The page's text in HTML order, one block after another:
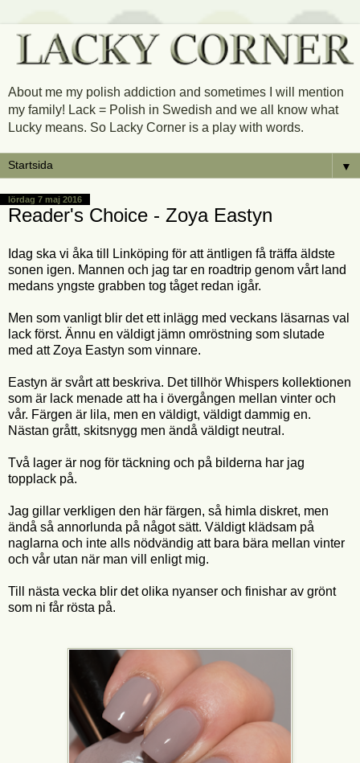
About me my polish addiction and sometimes I will mention
my family! Lack = Polish in Swedish and we all know what
Lucky means. So Lacky Corner is a play with words.
▼
lördag 7 maj 2016
Reader's Choice - Zoya Eastyn
Idag ska vi åka till Linköping för att äntligen få träffa äldste
sonen igen. Mannen och jag tar en roadtrip genom vårt land
medans yngste grabben tog tåget redan igår.
Men som vanligt blir det ett inlägg med veckans läsarnas val
lack först. Ännu en väldigt jämn omröstning som slutade
med att Zoya Eastyn som vinnare.
Eastyn är svårt att beskriva. Det tillhör Whispers kollektionen
som är lack menade att ha i övergången mellan vinter och
vår. Färgen är lila, men en väldigt, väldigt dammig en.
Nästan grått, skitsnygg men ändå väldigt neutral.
Två lager är nog för täckning och på bilderna har jag
topplack på.
Jag gillar verkligen den här färgen, så himla diskret, men
ändå så annorlunda på något sätt. Väldigt klädsam på
naglarna och inte alls nödvändig att bara bära mellan vinter
och vår utan när man vill enligt mig.
Till nästa vecka blir det olika nyanser och finishar av grönt
som ni får rösta på.